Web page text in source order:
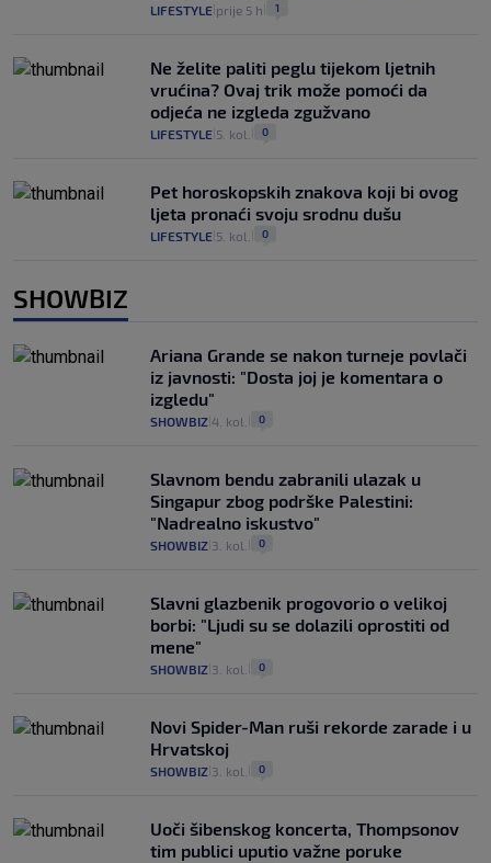
LIFESTYLE prije 5 h 1
Ne želite paliti peglu tijekom ljetnih
vrućina? Ovaj trik može pomoći da
odjeća ne izgleda zgužvano
LIFESTYLE 5. kol. 0
Pet horoskopskih znakova koji bi ovog
ljeta pronaći svoju srodnu dušu
LIFESTYLE 5. kol. 0
SHOWBIZ
Ariana Grande se nakon turneje povlači
iz javnosti: "Dosta joj je komentara o
izgledu"
SHOWBIZ 4. kol. 0
Slavnom bendu zabranili ulazak u
Singapur zbog podrške Palestini:
"Nadrealno iskustvo"
SHOWBIZ 3. kol. 0
Slavni glazbenik progovorio o velikoj
borbi: "Ljudi su se dolazili oprostiti od
mene"
SHOWBIZ 3. kol. 0
Novi Spider-Man ruši rekorde zarade i u
Hrvatskoj
SHOWBIZ 3. kol. 0
Uoči šibenskog koncerta, Thompsonov
tim publici uputio važne poruke